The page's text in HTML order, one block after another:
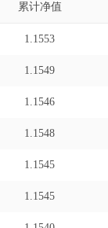
累计净值
1.1553
1.1549
1.1546
1.1548
1.1545
1.1545